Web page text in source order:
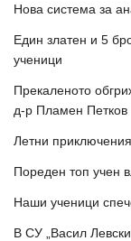
Нова система за
Един златен и 5
ученици
Прекаленото
д-р Пламен Петков
Летни
Пореден топ учен
Наши ученици
В СУ „Васил